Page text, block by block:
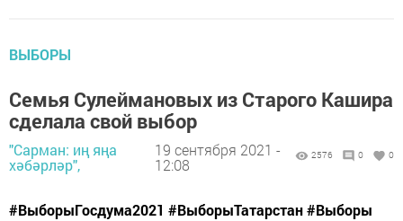
ВЫБОРЫ
Семья Сулеймановых из Старого Кашира
сделала свой выбор
"Сарман: иң яңа
хәбәрләр",
19 сентября 2021 -
12:08
2576 0 0
#ВыборыГосдума2021 #ВыборыТатарстан #Выборы